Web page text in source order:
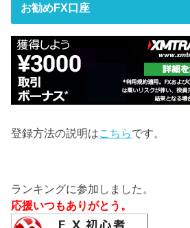
お勧めFX口座
登録方法の説明はこちらです。
ランキングに参加しました。
応援いつもありがとう。